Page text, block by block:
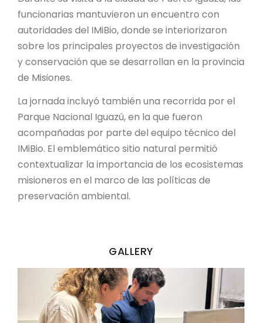
funcionarias mantuvieron un encuentro con
autoridades del IMiBio, donde se interiorizaron
sobre los principales proyectos de investigación
y conservación que se desarrollan en la provincia
de Misiones.
La jornada incluyó también una recorrida por el
Parque Nacional Iguazú, en la que fueron
acompañadas por parte del equipo técnico del
IMiBio. El emblemático sitio natural permitió
contextualizar la importancia de los ecosistemas
misioneros en el marco de las políticas de
preservación ambiental.
GALLERY